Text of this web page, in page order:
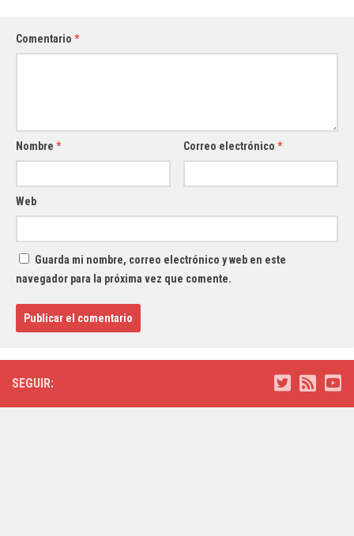
Comentario *
Nombre * Correo electrónico*
Web
Guarda mi nombre, correo electrónico y web en este
navegador para la próxima vez que comente.
SEGUIR: